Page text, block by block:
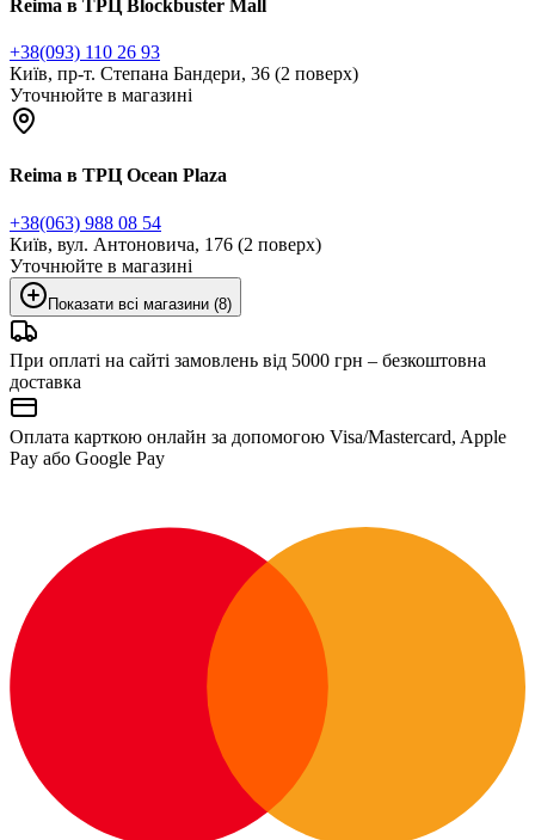
Reima в ТРЦ Blockbuster Mall
+38(093) 110 26 93
Київ, пр-т. Степана Бандери, 36 (2 поверх)
Уточнюйте в магазині
Reima в ТРЦ Ocean Plaza
+38(063) 988 08 54
Київ, вул. Антоновича, 176 (2 поверх)
Уточнюйте в магазині
Показати всі магазини (8)
При оплаті на сайті замовлень від 5000 грн – безкоштовна
доставка
Оплата карткою онлайн за допомогою Visa/Mastercard, Apple
Pay або Google Pay